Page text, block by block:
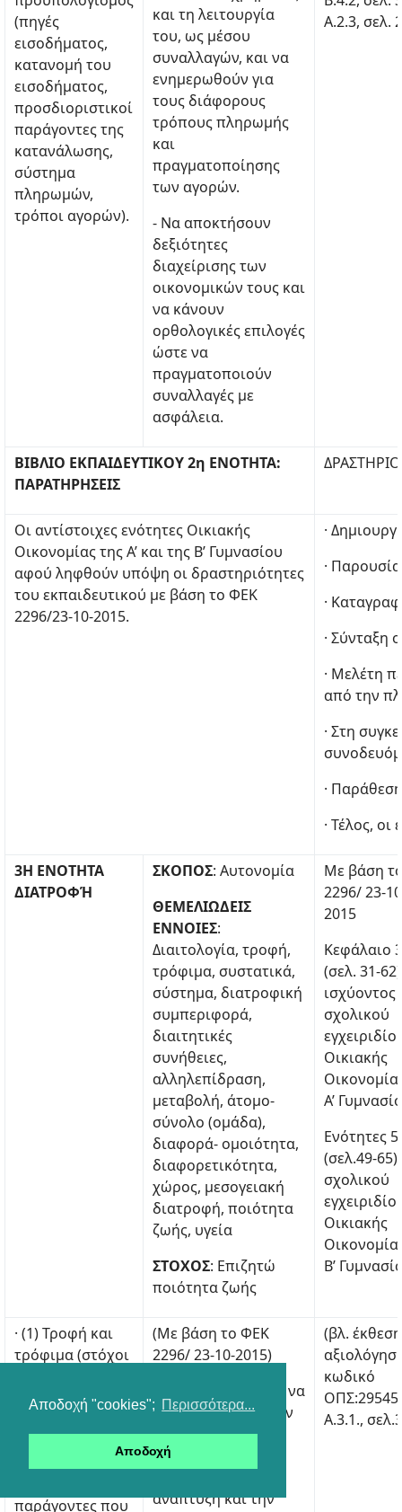
Αποδοχή "cookies"; Περισσότερα...
Αποδοχή
(πηγές
εισοδήματος,
κατανομή του
εισοδήματος,
προσδιοριστικοί
παράγοντες της
κατανάλωσης,
σύστημα
πληρωμών,
τρόποι αγορών).
και τη λειτουργία
του, ως μέσου
συναλλαγών, και να
ενημερωθούν για
τους διάφορους
τρόπους πληρωμής
και
πραγματοποίησης
των αγορών.
- Να αποκτήσουν
δεξιότητες
διαχείρισης των
οικονομικών τους και
να κάνουν
ορθολογικές επιλογές
ώστε να
πραγματοποιούν
συναλλαγές με
ασφάλεια.
Α.2.3, σελ.
ΒΙΒΛΙΟ ΕΚΠΑΙΔΕΥΤΙΚΟΥ 2η ΕΝΟΤΗΤΑ:
ΠΑΡΑΤΗΡΗΣΕΙΣ
Οι αντίστοιχες ενότητες Οικιακής
Οικονομίας της Α’ και της Β’ Γυμνασίου
αφού ληφθούν υπόψη οι δραστηριότητες
του εκπαιδευτικού με βάση το ΦΕΚ
2296/23-10-2015.
·
·
·
· Σύνταξη
· Μελέτη
από την
· Στη
·
· Τέλος,
3Η ΕΝΟΤΗΤΑ
ΔΙΑΤΡΟΦΉ
ΣΚΟΠΟΣ: Αυτονομία
ΘΕΜΕΛΙΩΔΕΙΣ
ΕΝΝΟΙΕΣ:
Διαιτολογία, τροφή,
τρόφιμα, συστατικά,
σύστημα, διατροφική
συμπεριφορά,
διαιτητικές
συνήθειες,
αλληλεπίδραση,
μεταβολή, άτομο-
σύνολο (ομάδα),
διαφορά- ομοιότητα,
διαφορετικότητα,
χώρος, μεσογειακή
διατροφή, ποιότητα
ζωής, υγεία
ΣΤΟΧΟΣ: Επιζητώ
ποιότητα ζωής
Με βάση
2296/ 23-
2015
Κεφάλαιο 3
(σελ. 31-
ισχύοντος
σχολικού
Οικιακής
A’
Ενότητες
(σελ.49-65)
σχολικού
Οικιακής
Β’
· (1) Τροφή και
τρόφιμα (στόχοι
διατροφής,
παράγοντες που
(Με βάση το ΦΕΚ
2296/ 23-10-2015)
- Οι μαθητές/-τριες να
συνειδητοποιήσουν
την σπουδαιότητα
της διατροφής για
ανάπτυξη και την
(βλ. έκθεση
κωδικό
Α.3.1.,